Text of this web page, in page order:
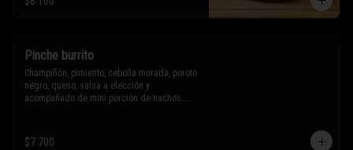
Sólo puedes solicitar eliminar un
Pinche burrito
Champiñón, pimiento, cebolla morada, poroto
negro, queso, salsa a elección y
acompañado de mini porción de nachos.
$7.700